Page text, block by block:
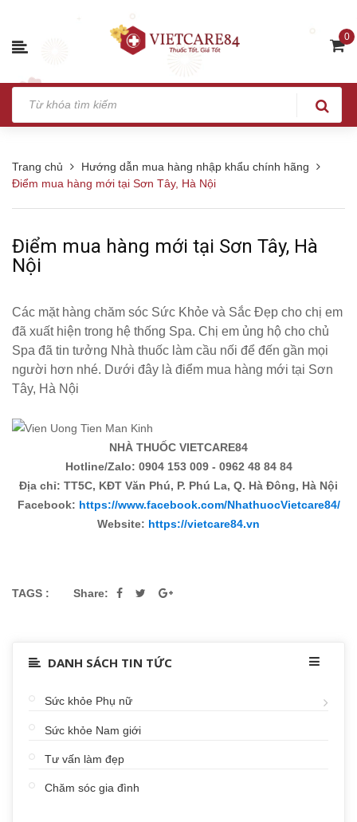
0
Trang chủ
Hướng dẫn mua hàng nhập khẩu chính hãng
Điểm mua hàng mới tại Sơn Tây, Hà Nội
Điểm mua hàng mới tại Sơn Tây, Hà
Nội
Các mặt hàng chăm sóc Sức Khỏe và Sắc Đẹp cho chị em
đã xuất hiện trong hệ thống Spa. Chị em ủng hộ cho chủ
Spa đã tin tưởng Nhà thuốc làm cầu nối để đến gần mọi
người hơn nhé. Dưới đây là điểm mua hàng mới tại Sơn
Tây, Hà Nội
NHÀ THUỐC VIETCARE84
Hotline/Zalo: 0904 153 009 - 0962 48 84 84
Địa chỉ: TT5C, KĐT Văn Phú, P. Phú La, Q. Hà Đông, Hà Nội
Facebook: https://www.facebook.com/NhathuocVietcare84/
Website: https://vietcare84.vn
TAGS : Share:
DANH SÁCH TIN TỨC
Sức khỏe Phụ nữ
Sức khỏe Nam giới
Tư vấn làm đẹp
Chăm sóc gia đình